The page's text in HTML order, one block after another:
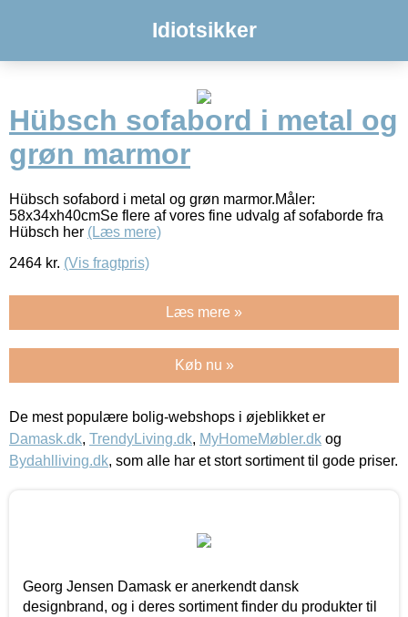
Idiotsikker
Hübsch sofabord i metal og
grøn marmor
Hübsch sofabord i metal og grøn marmor.Måler:
58x34xh40cmSe flere af vores fine udvalg af sofaborde fra
Hübsch her (Læs mere)
2464 kr. (Vis fragtpris)
Læs mere »
Køb nu »
De mest populære bolig-webshops i øjeblikket er
Damask.dk, TrendyLiving.dk, MyHomeMøbler.dk og
Bydahlliving.dk, som alle har et stort sortiment til gode priser.
Georg Jensen Damask er anerkendt dansk
designbrand, og i deres sortiment finder du produkter til